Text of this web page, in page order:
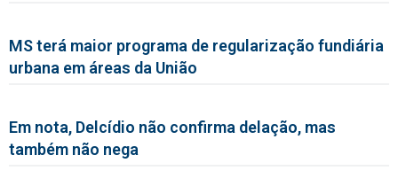
MS terá maior programa de regularização fundiária
urbana em áreas da União
Em nota, Delcídio não confirma delação, mas
também não nega